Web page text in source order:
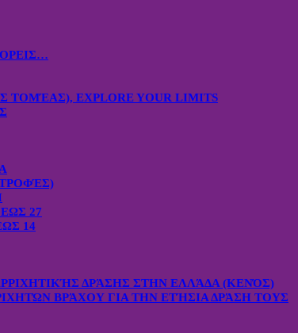
EXPLORE YOUR LIMITS
27
14
ΔΡΆΣΗΣ ΣΤΗΝ ΕΛΛΆΔΑ (ΚΕΝΌΣ)
ΒΡΆΧΟΥ ΓΙΑ ΤΗΝ ΕΤΉΣΙΑ ΔΡΆΣΗ ΤΟΥΣ